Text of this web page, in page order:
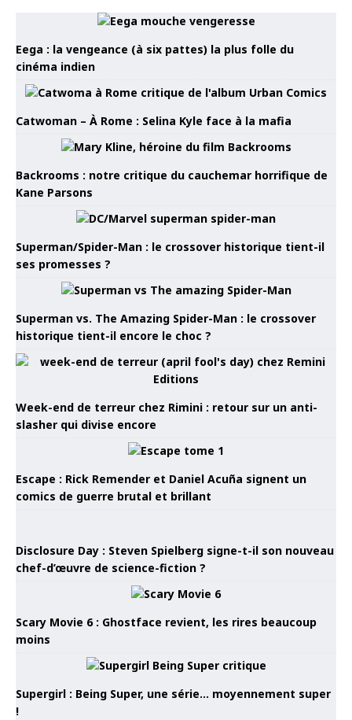
Eega : la vengeance (à six pattes) la plus folle du
cinéma indien
Catwoman – À Rome : Selina Kyle face à la mafia
Backrooms : notre critique du cauchemar horrifique de
Kane Parsons
Superman/Spider-Man : le crossover historique tient-il
ses promesses ?
Superman vs. The Amazing Spider-Man : le crossover
historique tient-il encore le choc ?
Week-end de terreur chez Rimini : retour sur un anti-
slasher qui divise encore
Escape : Rick Remender et Daniel Acuña signent un
comics de guerre brutal et brillant
Disclosure Day : Steven Spielberg signe-t-il son nouveau
chef-d’œuvre de science-fiction ?
Scary Movie 6 : Ghostface revient, les rires beaucoup
moins
Supergirl : Being Super, une série… moyennement super
!